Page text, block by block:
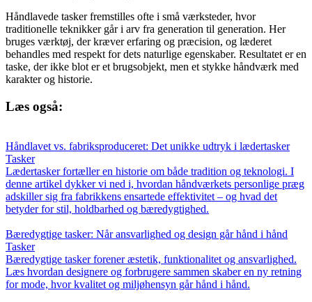
Håndlavede tasker fremstilles ofte i små værksteder, hvor
traditionelle teknikker går i arv fra generation til generation. Her
bruges værktøj, der kræver erfaring og præcision, og læderet
behandles med respekt for dets naturlige egenskaber. Resultatet er en
taske, der ikke blot er et brugsobjekt, men et stykke håndværk med
karakter og historie.
Læs også:
Håndlavet vs. fabriksproduceret: Det unikke udtryk i lædertasker
Tasker
Lædertasker fortæller en historie om både tradition og teknologi. I
denne artikel dykker vi ned i, hvordan håndværkets personlige præg
adskiller sig fra fabrikkens ensartede effektivitet – og hvad det
betyder for stil, holdbarhed og bæredygtighed.
Bæredygtige tasker: Når ansvarlighed og design går hånd i hånd
Tasker
Bæredygtige tasker forener æstetik, funktionalitet og ansvarlighed.
Læs hvordan designere og forbrugere sammen skaber en ny retning
for mode, hvor kvalitet og miljøhensyn går hånd i hånd.